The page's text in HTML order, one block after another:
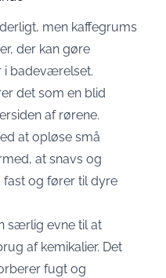
men kaffegrums
der kan gøre
badeværelset.
det som en blid
af rørene.
at opløse små
at snavs og
og fører til dyre
særlig evne til at
af kemikalier. Det
fugt og